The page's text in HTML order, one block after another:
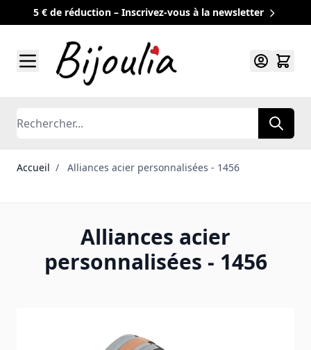
5 € de réduction – Inscrivez-vous à la newsletter
Rechercher
Accueil / Alliances acier personnalisées - 1456
Alliances acier
personnalisées - 1456